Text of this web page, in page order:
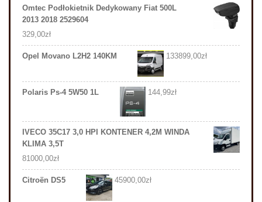
Omtec Podłokietnik Dedykowany Fiat 500L
2013 2018 2529604
329,00zł
Opel Movano L2H2 140KM 133899,00zł
Polaris Ps-4 5W50 1L 144,99zł
IVECO 35C17 3,0 HPI KONTENER 4,2M WINDA
KLIMA 3,5T
81000,00zł
Citroën DS5 45900,00zł